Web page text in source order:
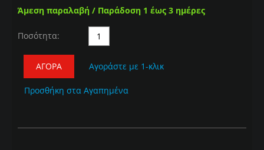
Άμεση παραλαβή / Παράδοση 1 έως 3 ημέρες
Ποσότητα:
ΑΓΟΡΆ Αγοράστε με 1-κλικ
Προσθήκη στα Αγαπημένα